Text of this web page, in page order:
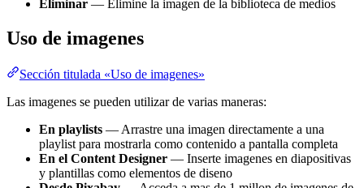
Eliminar — Elimine la imagen de la biblioteca de medios
Uso de imagenes
Sección titulada «Uso de imagenes»
Las imagenes se pueden utilizar de varias maneras:
En playlists — Arrastre una imagen directamente a una
playlist para mostrarla como contenido a pantalla completa
En el Content Designer — Inserte imagenes en diapositivas
y plantillas como elementos de diseno